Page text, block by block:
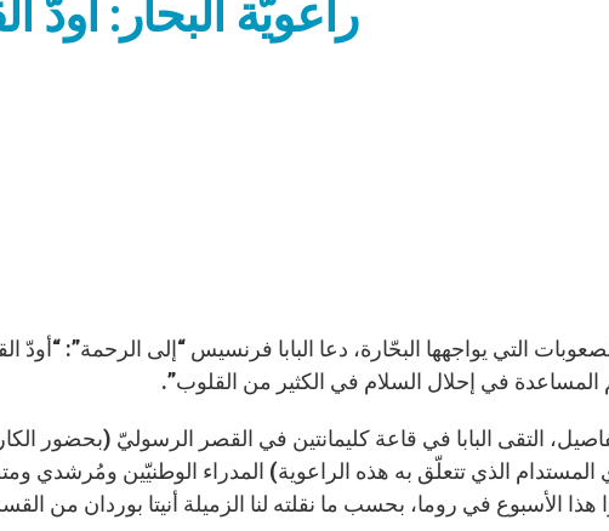
راعويّة البحار: أودّ
التي يواجهها البحّارة، دعا البابا فرنسيس “إلى الرحمة”: “أودّ
المساعدة في إحلال السلام في الكثير من القلوب”.
التقى البابا في قاعة كليمانتين في القصر الرسوليّ (بحضور
المستدام الذي تتعلّق به هذه الراعوية) المدراء الوطنيّين ومُرشدي
هذا الأسبوع في روما، بحسب ما نقلته لنا الزميلة أنيتا بوردان من